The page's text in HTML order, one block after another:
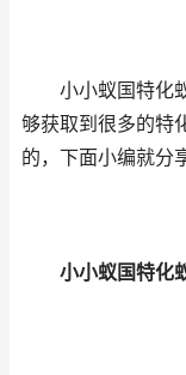
小小蚁国特化蚁
够获取到很多的特
的，下面小编就分
小小蚁国特化